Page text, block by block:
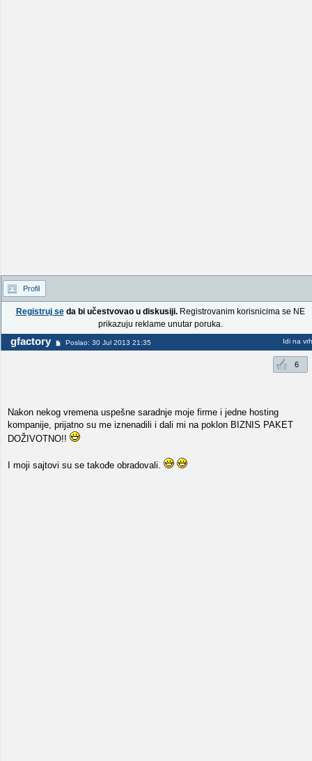
Profil
Registruj seda bi učestvovao u diskusiji.Registrovanim korisnicima se NE
prikazuju reklame unutar poruka.
gfactory Poslao: 30 Jul 2013 21:35 Idi na vrh
6
Nakon nekog vremena uspešne saradnje moje firme i jedne hosting
kompanije, prijatno su me iznenadili i dali mi na poklon BIZNIS PAKET
DOŽIVOTNO!!
I moji sajtovi su se takođe obradovali.